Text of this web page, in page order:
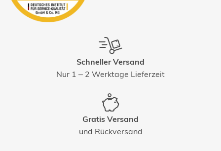
Schneller Versand
Nur 1 – 2 Werktage Lieferzeit
Gratis Versand
und Rückversand